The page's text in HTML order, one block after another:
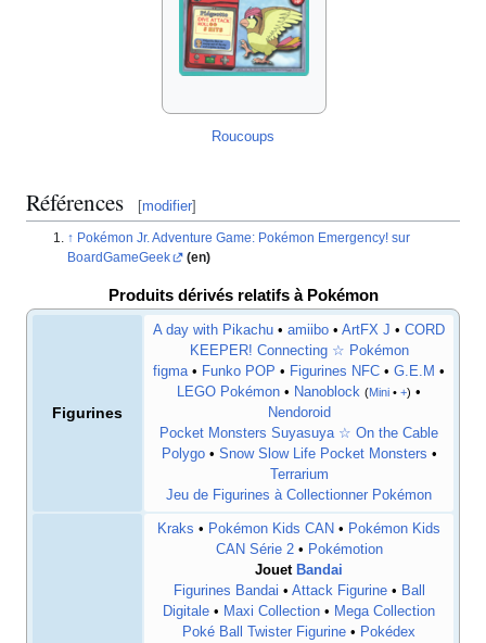
Roucoups
Références [modifier]
Pokémon Jr. Adventure Game: Pokémon Emergency! sur
BoardGameGeek
(en)
Produits dérivés relatifs à Pokémon
Figurines
A day with Pikachu • amiibo • ArtFX J • CORD
KEEPER! Connecting ☆ Pokémon
figma • Funko POP • Figurines NFC • G.E.M •
LEGO Pokémon • Nanoblock (Mini • +) •
Nendoroid
Pocket Monsters Suyasuya ☆ On the Cable
Polygo• Snow Slow Life Pocket Monsters •
Terrarium
Jeu de Figurines à Collectionner Pokémon
Kraks • Pokémon Kids CAN • Pokémon Kids
CAN Série 2• Pokémotion
Jouet Bandai
Figurines Bandai • Attack Figurine• Ball
Digitale • Maxi Collection • Mega Collection
Poké Ball Twister Figurine • Pokédex